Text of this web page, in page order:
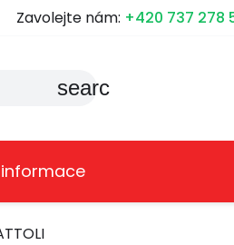
Zavolejte nám: +420 737 278
search